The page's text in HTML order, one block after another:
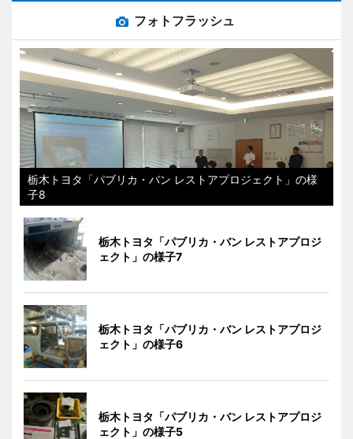
フォトフラッシュ
栃木トヨタ「パブリカ・バン レストアプロジェクト」の様
子8
栃木トヨタ「パブリカ・バン レストアプロジ
ェクト」の様子7
栃木トヨタ「パブリカ・バン レストアプロジ
ェクト」の様子6
栃木トヨタ「パブリカ・バン レストアプロジ
ェクト」の様子5